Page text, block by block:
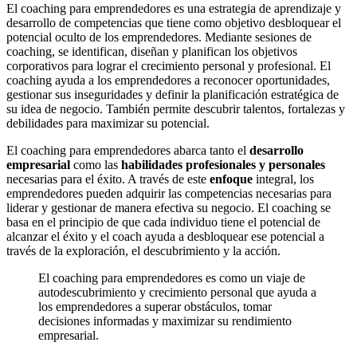
El coaching para emprendedores es una estrategia de aprendizaje y
desarrollo de competencias que tiene como objetivo desbloquear el
potencial oculto de los emprendedores. Mediante sesiones de
coaching, se identifican, diseñan y planifican los objetivos
corporativos para lograr el crecimiento personal y profesional. El
coaching ayuda a los emprendedores a reconocer oportunidades,
gestionar sus inseguridades y definir la planificación estratégica de
su idea de negocio. También permite descubrir talentos, fortalezas y
debilidades para maximizar su potencial.
El coaching para emprendedores abarca tanto el desarrollo
empresarial como las habilidades profesionales y personales
necesarias para el éxito. A través de este enfoque integral, los
emprendedores pueden adquirir las competencias necesarias para
liderar y gestionar de manera efectiva su negocio. El coaching se
basa en el principio de que cada individuo tiene el potencial de
alcanzar el éxito y el coach ayuda a desbloquear ese potencial a
través de la exploración, el descubrimiento y la acción.
El coaching para emprendedores es como un viaje de
autodescubrimiento y crecimiento personal que ayuda a
los emprendedores a superar obstáculos, tomar
decisiones informadas y maximizar su rendimiento
empresarial.